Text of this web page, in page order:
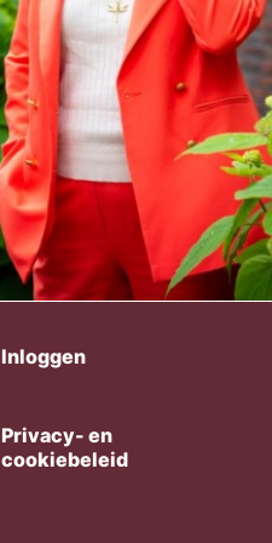
Inloggen
Privacy- en
cookiebeleid